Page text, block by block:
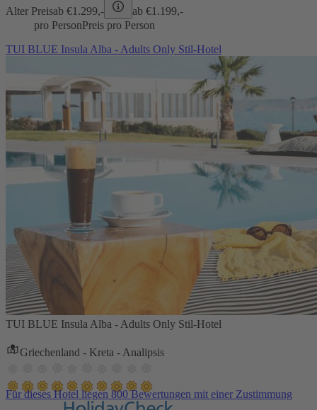
Alter Preisab €1.299,- ab €1.199,-
pro PersonPreis pro Person
TUI BLUE Insula Alba - Adults Only Stil-Hotel
TUI BLUE Insula Alba - Adults Only Stil-Hotel
Griechenland - Kreta - Analipsis
Für dieses Hotel liegen 800 Bewertungen mit einer Zustimmung